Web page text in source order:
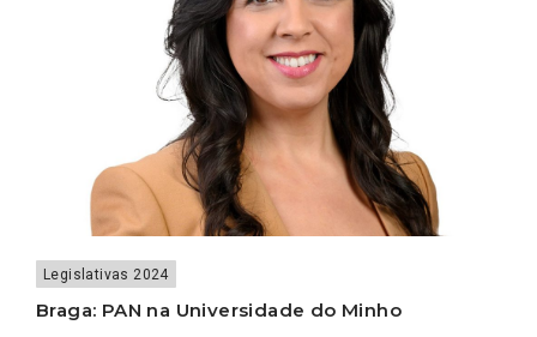
Legislativas 2024
Braga: PAN na Universidade do Minho